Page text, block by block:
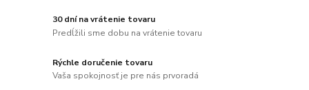
30 dní na vrátenie tovaru
Predĺžili sme dobu na vrátenie tovaru
Rýchle doručenie tovaru
Vaša spokojnosť je pre nás prvoradá